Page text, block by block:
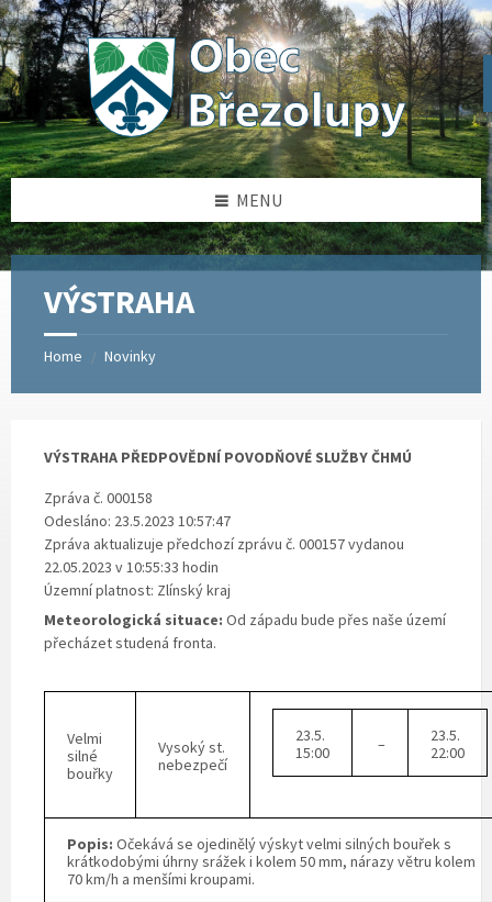
Skip
to
content
Skip
to
left
sidebar
Skip
to
right
sidebar
Skip
to
footer
MENU
VÝSTRAHA
Home / Novinky
VÝSTRAHA PŘEDPOVĚDNÍ POVODŇOVÉ SLUŽBY ČHMÚ
Zpráva č. 000158
Odesláno: 23.5.2023 10:57:47
Zpráva aktualizuje předchozí zprávu č. 000157 vydanou
22.05.2023 v 10:55:33 hodin
Územní platnost: Zlínský kraj
Meteorologická situace: Od západu bude přes naše území
přecházet studená fronta.
Velmi
silné
bouřky
Vysoký st.
nebezpečí
23.5.
15:00
–
23.5.
22:00
Popis: Očekává se ojedinělý výskyt velmi silných bouřek s
krátkodobými úhrny srážek i kolem 50 mm, nárazy větru kolem
70 km/h a menšími kroupami.